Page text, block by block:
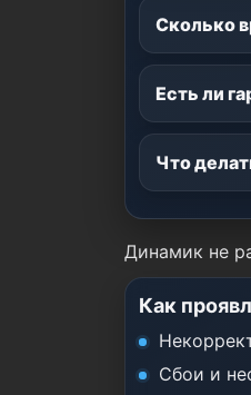
Сколько
Есть ли
Что
Динамик не
Как
Сбои и